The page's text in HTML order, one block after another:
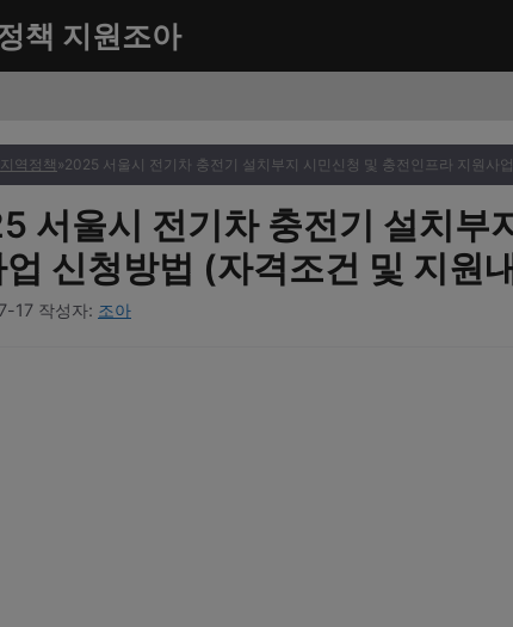
책 지원조아
지역정책 »2025 서울시 전기차 충전기 설치부지 시민신청 및 충전인프라 지원사
서울시 전기차 충전기 설치부
신청방법 (자격조건 및 지원
17 작성자: 조아